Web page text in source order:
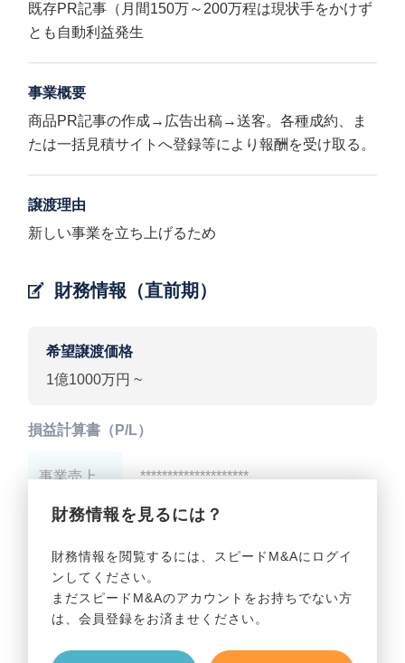
既存PR記事（月間150万～200万程は現状手をかけず
とも自動利益発生
事業概要
商品PR記事の作成→広告出稿→送客。各種成約、ま
たは一括見積サイトへ登録等により報酬を受け取る。
譲渡理由
新しい事業を立ち上げるため
財務情報（直前期）
希望譲渡価格
1億1000万円 ~
財務情報を見るには？
財務情報を閲覧するには、スピードM&Aにログイ
ンしてください。
まだスピードM&Aのアカウントをお持ちでない方
は、会員登録をお済ませください。
損益計算書（P/L）
事業売上 ********************
事業利益 ********************
貸借対照表（B/S）
事業資産 ********************